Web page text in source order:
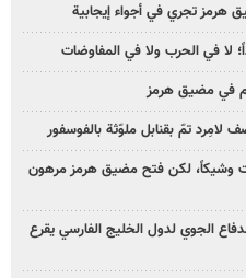
تجري في أجواء إيجابية
لا في الحرب ولا في المفاوضات
في مضيق هرمز
لامِرد تمّ بقنابل ملوّثة بالفوسفور
وشيكاً، لكن فتح مضيق هرمز مرهون
الجوي لدول الخليج الفارسي يقرع